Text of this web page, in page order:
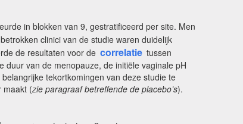
in blokken van 9, gestratificeerd per site. Men
clinici van de studie waren duidelijk
de resultaten voor de correlatie tussen
van de menopauze, de initiële vaginale pH
tekortkomingen van deze studie te
maakt (zie paragraaf betreffende de placebo’s).